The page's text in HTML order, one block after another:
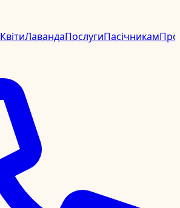
КвітиЛавандаПослугиПасічникамПро